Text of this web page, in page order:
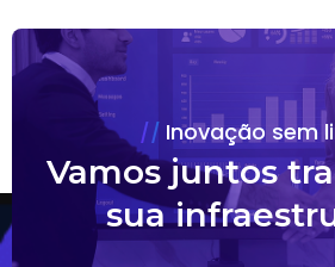
Inovação sem
Vamos juntos
sua